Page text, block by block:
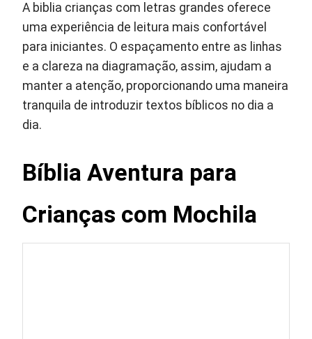
A biblia crianças com letras grandes oferece
uma experiência de leitura mais confortável
para iniciantes. O espaçamento entre as linhas
e a clareza na diagramação, assim, ajudam a
manter a atenção, proporcionando uma maneira
tranquila de introduzir textos bíblicos no dia a
dia.
Bíblia Aventura para
Crianças com Mochila